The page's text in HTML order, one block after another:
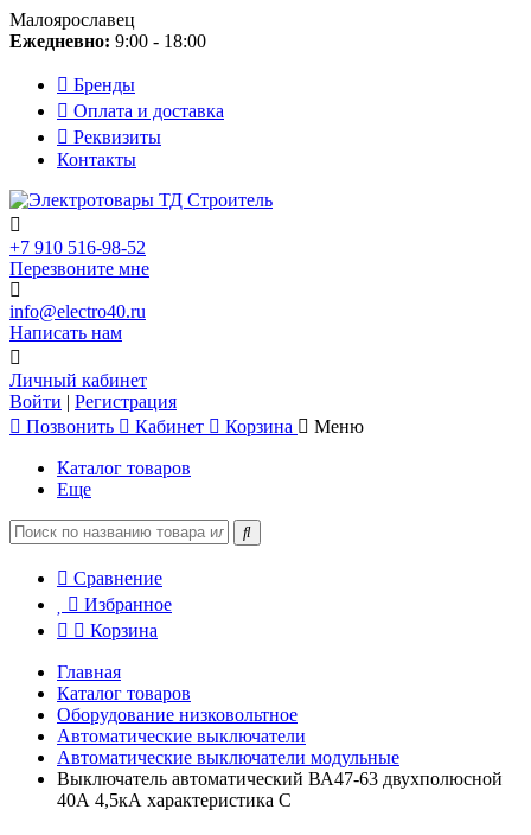
Малоярославец
Ежедневно: 9:00 - 18:00
Бренды
Оплата и доставка
Реквизиты
Контакты
+7 910 516-98-52
Перезвоните мне
info@electro40.ru
Написать нам
Личный кабинет
Войти | Регистрация
Позвонить
Кабинет Корзина Меню
Каталог товаров
Еще
Сравнение
Избранное
Корзина
Главная
Каталог товаров
Оборудование низковольтное
Автоматические выключатели
Автоматические выключатели модульные
Выключатель автоматический ВА47-63 двухполюсной
40А 4,5кА характеристика С